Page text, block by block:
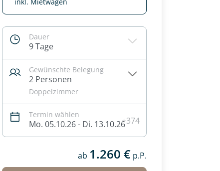
Dauer
9 Tage
Gewünschte Belegung
2 Personen
Doppelzimmer
Termin wählen
Mo. 05.10.26 - Di. 13.10.26+374
ab 1.260 € p.P.